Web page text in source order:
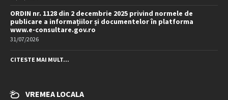
ORDIN nr. 1128 din 2 decembrie 2025 privind normele de
publicare a informațiilor și documentelor în platforma
www.e-consultare.gov.ro
31/07/2026
CITESTE MAI MULT...
VREMEA LOCALA